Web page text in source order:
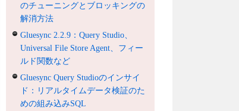
のチューニングとブロッキングの
解消方法
Gluesync 2.2.9：Query Studio、
Universal File Store Agent、フィー
ルド関数など
Gluesync Query Studioのインサイ
ド：リアルタイムデータ検証のた
めの組み込みSQL